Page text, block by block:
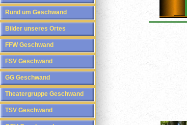
Rund um Geschwand
Bilder unseres Ortes
FFW Geschwand
FSV Geschwand
GG Geschwand
Theatergruppe Geschwand
TSV Geschwand